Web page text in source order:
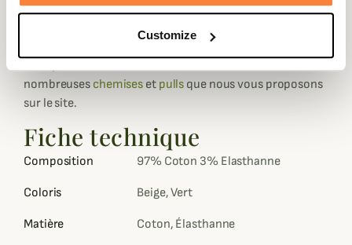
Customize
style supplémentaire.
Le pantalon en toile sunwill est disponible en 3 coloris,
nombreuses chemises et pulls que nous vous proposons
sur le site.
Fiche technique
Composition 97% Coton 3% Elasthanne
Coloris Beige, Vert
Matière Coton, Élasthanne